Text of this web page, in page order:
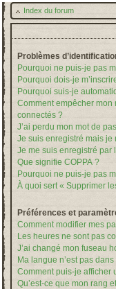
Index du forum
Problèmes
Pourquoi ne puis-je pas
Pourquoi dois-je
Pourquoi suis-je
Comment empêcher mon
connectés ?
J’ai perdu mon mot de
Je suis enregistré mais je
Je me suis enregistré par
Que signifie COPPA ?
Pourquoi ne puis-je pas
À quoi sert « Supprimer
Préférences et
Comment modifier mes
Les heures ne sont pas
J’ai changé mon fuseau
Ma langue n’est pas
Comment puis-je afficher
Qu’est-ce que mon rang